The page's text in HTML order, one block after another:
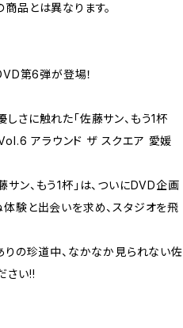
品とは異なります。
第6弾が登場！
さに触れた「佐藤サン、もう1杯
アラウンド ザ スクエア 愛媛
ン、もう1杯」は、ついにDVD企画
体験と出会いを求め、スタジオを飛
りの珍道中、なかなか見られない佐
さい!!